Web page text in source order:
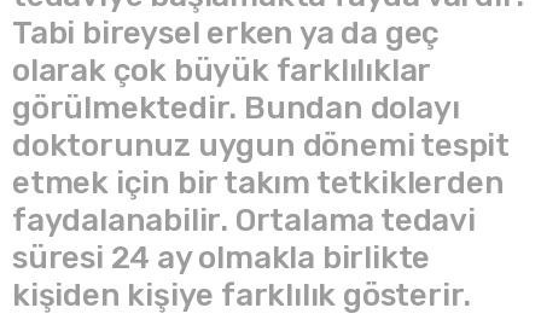
Tabi bireysel erken ya da geç
olarak çok büyük farklılıklar
görülmektedir. Bundan dolayı
doktorunuz uygun dönemi tespit
etmek için bir takım tetkiklerden
faydalanabilir. Ortalama tedavi
süresi 24 ay olmakla birlikte
kişiden kişiye farklılık gösterir.